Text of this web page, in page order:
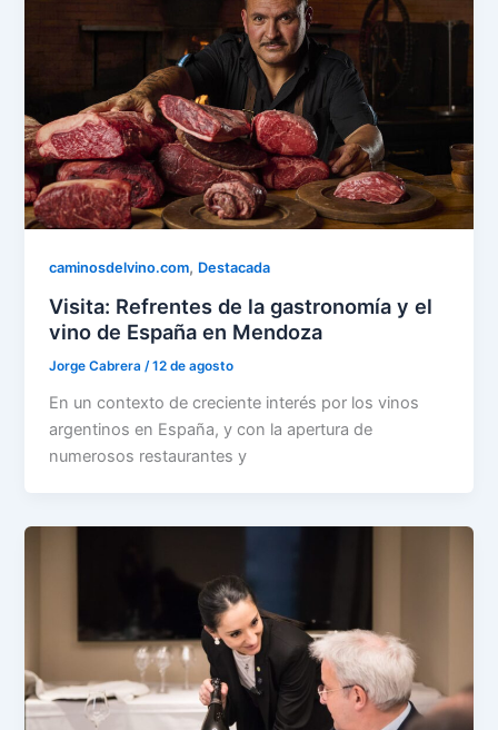
caminosdelvino.com, Destacada
Visita: Refrentes de la gastronomía y el
vino de España en Mendoza
Jorge Cabrera /12 de agosto
En un contexto de creciente interés por los vinos
argentinos en España, y con la apertura de
numerosos restaurantes y